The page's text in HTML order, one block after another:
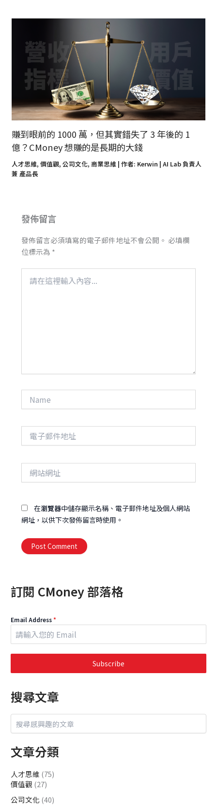
賺到眼前的 1000 萬，但其實錯失了 3 年後的 1
億？CMoney 想賺的是長期的大錢
人才思維, 價值觀, 公司文化, 商業思維| 作者: Kerwin | AI Lab 負責人
兼 產品長
發佈留言
發佈留言必須填寫的電子郵件地址不會公開。 必填欄
位標示為 *
在瀏覽器中儲存顯示名稱、電子郵件地址及個人網站
網址，以供下次發佈留言時使用。
訂閱 CMoney 部落格
Email Address*
Subscribe
搜尋文章
文章分類
人才思維 (75)
價值觀 (27)
公司文化 (40)